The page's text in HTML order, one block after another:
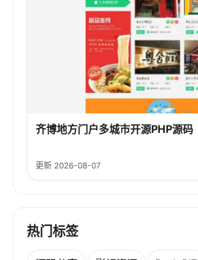
齐博地方门户多城市开源PHP源码
更新 2026-08-07
热门标签